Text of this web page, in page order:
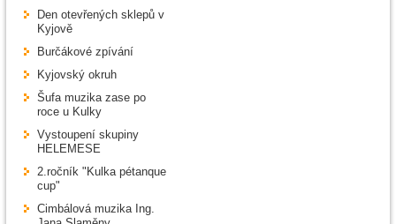
Den otevřených sklepů v
Kyjově
Burčákové zpívání
Kyjovský okruh
Šufa muzika zase po
roce u Kulky
Vystoupení skupiny
HELEMESE
2.ročník "Kulka pétanque
cup"
Cimbálová muzika Ing.